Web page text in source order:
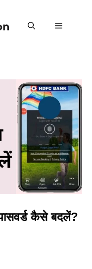
MENU
कैसे बदलें?